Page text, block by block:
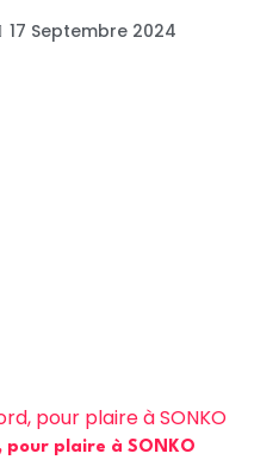
17 Septembre 2024
plaire à SONKO